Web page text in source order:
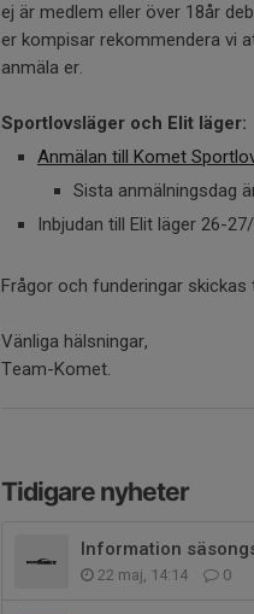
ej är medlem eller över 18år
er kompisar rekommendera vi
anmäla er.
Sportlovsläger och Elit läger:
Anmälan till Komet
Sista anmälningsdag
Inbjudan till Elit läger 26-
Frågor och funderingar
Vänliga hälsningar,
Team-Komet.
Tidigare nyheter
Information
22 maj, 14:14 0